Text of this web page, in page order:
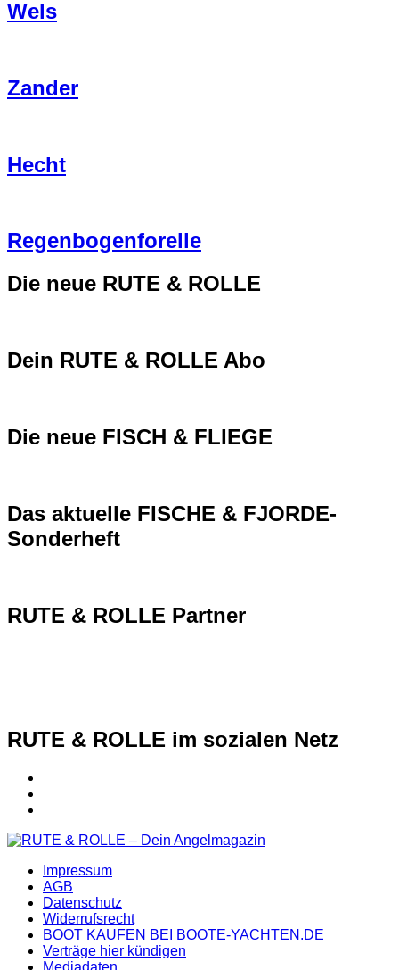
Wels
Zander
Hecht
Regenbogenforelle
Die neue RUTE & ROLLE
Dein RUTE & ROLLE Abo
Die neue FISCH & FLIEGE
Das aktuelle FISCHE & FJORDE-
Sonderheft
RUTE & ROLLE Partner
RUTE & ROLLE im sozialen Netz
Impressum
AGB
Datenschutz
Widerrufsrecht
BOOT KAUFEN BEI BOOTE-YACHTEN.DE
Verträge hier kündigen